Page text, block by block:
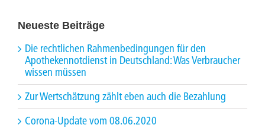
Neueste Beiträge
Die rechtlichen Rahmenbedingungen für den
Apothekennotdienst in Deutschland: Was Verbraucher
wissen müssen
Zur Wertschätzung zählt eben auch die Bezahlung
Corona-Update vom 08.06.2020